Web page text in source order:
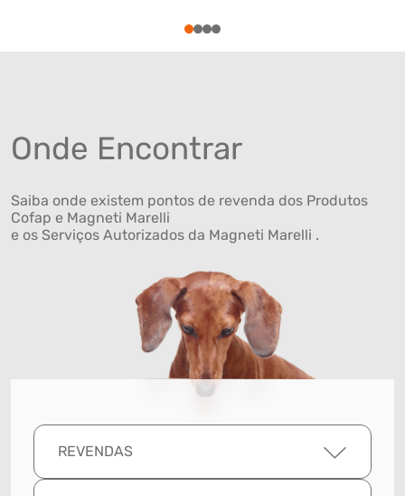
1234
Onde Encontrar
Saiba onde existem pontos de revenda dos Produtos
Cofap e Magneti Marelli
e os Serviços Autorizados da Magneti Marelli .
REVENDAS